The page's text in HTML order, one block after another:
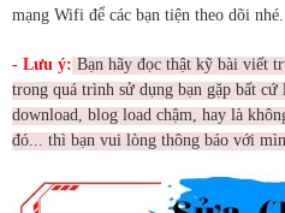
mạng Wifi để các bạn tiện theo dõi nhé.
- Lưu ý: Bạn hãy đọc thật kỹ bài viết
trong quá trình sử dụng bạn gặp bất
download, blog load chậm, hay là
đó... thì bạn vui lòng thông báo với